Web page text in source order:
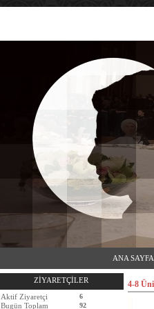
ANA SAYFA
ZİYARETÇİLER
Aktif Ziyaretçi
6
Bugün Toplam 92
4-8